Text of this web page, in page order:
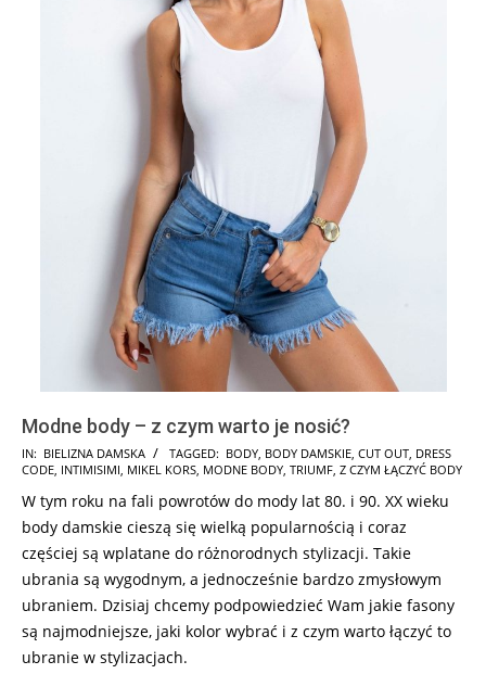
Modne body – z czym warto je nosić?
2025-
05-
28
IN: BIELIZNA DAMSKA TAGGED: BODY, BODY DAMSKIE, CUT OUT, DRESS
CODE, INTIMISIMI, MIKEL KORS, MODNE BODY, TRIUMF, Z CZYM ŁĄCZYĆ BODY
W tym roku na fali powrotów do mody lat 80. i 90. XX wieku
body damskie cieszą się wielką popularnością i coraz
częściej są wplatane do różnorodnych stylizacji. Takie
ubrania są wygodnym, a jednocześnie bardzo zmysłowym
ubraniem. Dzisiaj chcemy podpowiedzieć Wam jakie fasony
są najmodniejsze, jaki kolor wybrać i z czym warto łączyć to
ubranie w stylizacjach.